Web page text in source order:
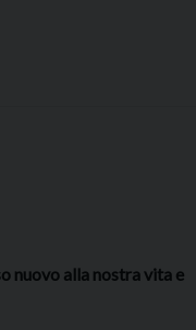
nuovo alla nostra vita e